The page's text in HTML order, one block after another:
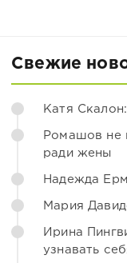
Свежие
Катя
Ромашов не
ради жены
Надежда
Мария
Ирина
узнавать